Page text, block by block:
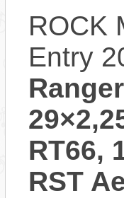
ROCK
Entry
RT66,
RST